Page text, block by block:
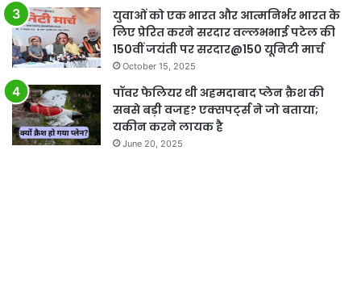
युवाओं को एक भारत और आत्मनिर्भर भारत के
लिए प्रेरित करने सरदार वल्लभभाई पटेल की
150वीं जयंती पर सरदार@150 यूनिटी मार्च
October 15, 2025
पॉवर फेलियर थी अहमदाबाद प्लेन क्रैश की
सबसे बड़ी वजह? एक्सपर्ट्स ने जो बताया;
यकीन करने लायक है
June 20, 2025